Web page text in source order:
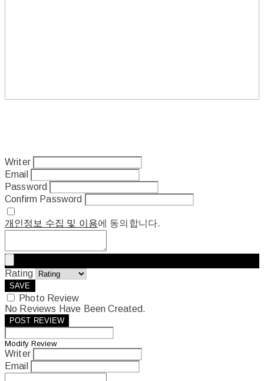
Writer
Email
Password
Confirm Password
개인정보 수집 및 이용에 동의합니다.
Rating
SAVE
Photo Review
No Reviews Have Been Created.
POST REVIEW
Modify Review
Writer
Email